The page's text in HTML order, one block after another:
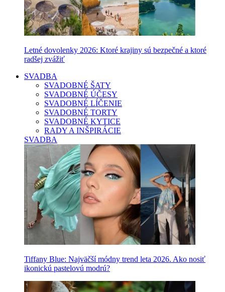
Letné dovolenky 2026: Ktoré krajiny sú bezpečné a ktoré
radšej zvážiť
SVADBA
SVADOBNÉ ŠATY
SVADOBNÉ ÚČESY
SVADOBNÉ LÍČENIE
SVADOBNÉ TORTY
SVADOBNÉ KYTICE
RADY A INŠPIRÁCIE
SVADBA
Tiffany Blue: Najväčší módny trend leta 2026. Ako nosiť
ikonickú pastelovú modrú?